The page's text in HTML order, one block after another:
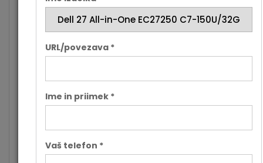
URL/povezava *
Ime in priimek *
Vaš telefon *
kamera
video 1920 x 1080 (FHD) pri 30 fps,
Brezžične
Intel® Wi-Fi 6E AX211, 2x2, 802.11ax,
Žične
enota
/
Mere (Š x V